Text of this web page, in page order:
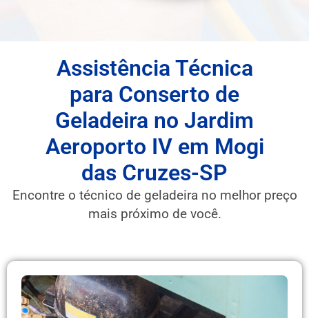
Assistência Técnica
para Conserto de
Geladeira no Jardim
Aeroporto IV em Mogi
das Cruzes-SP
Encontre o técnico de geladeira no melhor preço
mais próximo de você.